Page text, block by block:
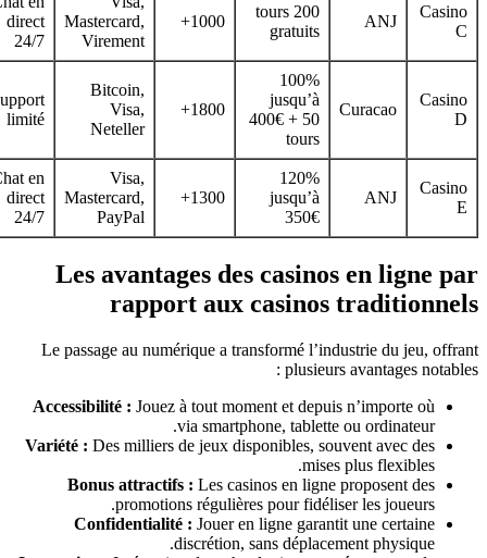
ANJ
200 tours
gratuits
1000+
Mastercard,
Virement
direct
Curacao
100%
jusqu’à
400€ + 50
tours
1800+
Bitcoin,
Visa,
Neteller
Support
limité
ANJ
120%
jusqu’à
350€
1300+
Visa,
Mastercard,
PayPal
Chat en
direct
Les avantages des casinos en ligne
rapport aux casinos
Le passage au numérique a transformé l’industrie du jeu,
plusieurs avantages
Accessibilité :Jouez à tout moment et depuis n’importe où
via smartphone, tablette ou ordinateur.
Variété : Des milliers de jeux disponibles, souvent avec des
mises plus flexibles.
Bonus attractifs : Les casinos en ligne proposent des
promotions régulières pour fidéliser les joueurs.
Confidentialité :Jouer en ligne garantit une certaine
discrétion, sans déplacement physique.